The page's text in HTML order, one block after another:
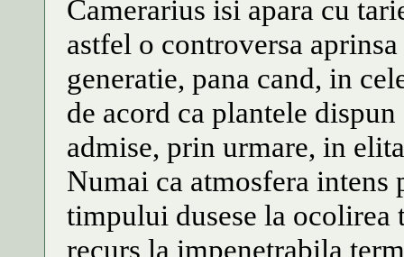
Camerarius isi apara cu
astfel o controversa
generatie, pana cand, in
de acord ca plantele
admise, prin urmare, in
Numai ca atmosfera
timpului dusese la
recurs la impenetrabila